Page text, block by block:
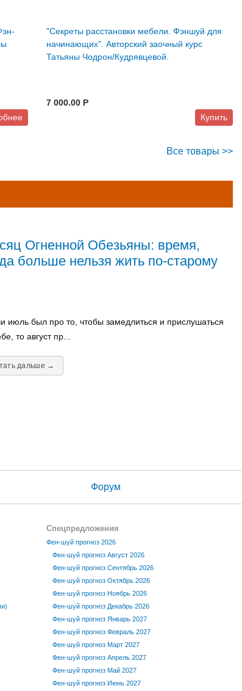
"Секреты расстановки мебели. Фэншуй для
начинающих". Авторский заочный курс
Татьяны Чодрон/Кудрявцевой.
7 000.00 P
Купить
Все товары >>
Огненной Обезьяны: время,
больше нельзя жить по-старому
июль был про то, чтобы замедлиться и прислушаться
то август пр...
дальше →
Форум
Спецпредложения
Фен-шуй прогноз 2026
Фен-шуй прогноз Август 2026
Фен-шуй прогноз Сентябрь 2026
Фен-шуй прогноз Октябрь 2026
Фен-шуй прогноз Ноябрь 2026
Фен-шуй прогноз Декабрь 2026
Фен-шуй прогноз Январь 2027
Фен-шуй прогноз Февраль 2027
Фен-шуй прогноз Март 2027
Фен-шуй прогноз Апрель 2027
Фен-шуй прогноз Май 2027
Фен-шуй прогноз Июнь 2027